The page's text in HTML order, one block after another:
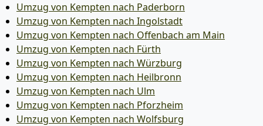
Umzug von Kempten nach Paderborn
Umzug von Kempten nach Ingolstadt
Umzug von Kempten nach Offenbach am Main
Umzug von Kempten nach Fürth
Umzug von Kempten nach Würzburg
Umzug von Kempten nach Heilbronn
Umzug von Kempten nach Ulm
Umzug von Kempten nach Pforzheim
Umzug von Kempten nach Wolfsburg